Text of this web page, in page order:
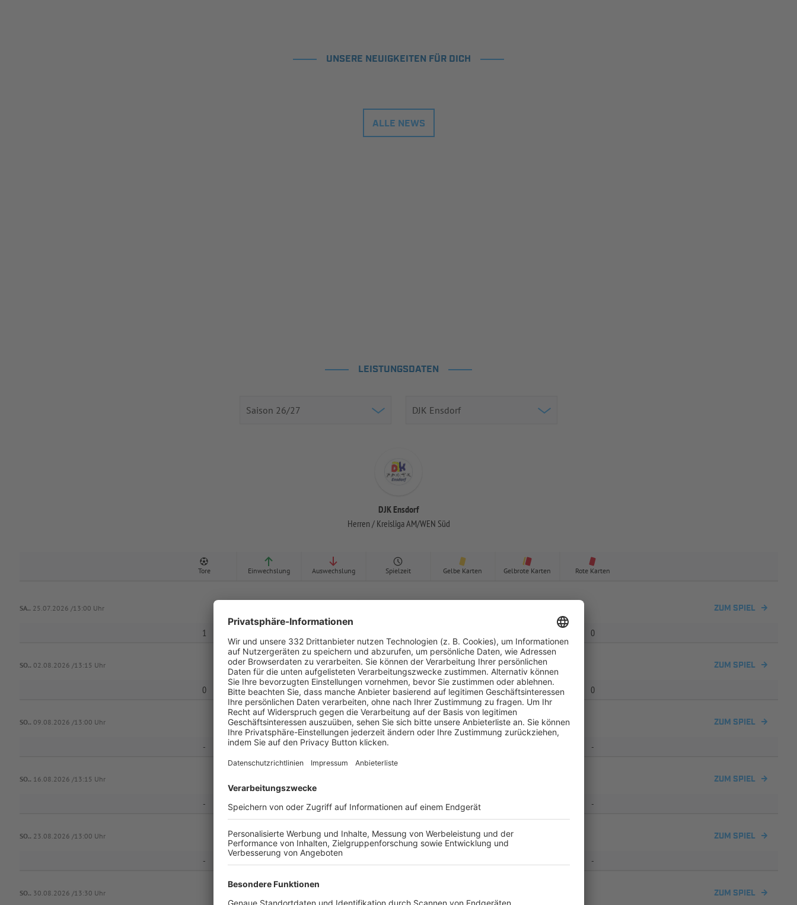
UNSERE NEUIGKEITEN FÜR DICH
ALLE NEWS
LEISTUNGSDATEN
DJK Ensdorf
Herren / Kreisliga AM/WEN Süd
Tore Einwechslung Auswechslung Spielzeit Gelbe Karten Gelbrote Karten Rote Karten
SA.. 25.07.2026 /13:00 Uhr ZUM SPIEL
1 0
SO.. 02.08.2026 /13:15 Uhr SpVgg Schirmitz :
(  :  )
DJK Ensdorf ZUM SPIEL
0 0 0 90 0 0 0
SO.. 09.08.2026 /13:00 Uhr DJK Ensdorf -:- SC Luhe-Wildenau II ZUM SPIEL
- - - -
SO.. 16.08.2026 /13:15 Uhr ZUM SPIEL
- - - - - -
SO.. 23.08.2026 /13:00 Uhr DJK Ensdorf -:- SV Freudenberg ZUM SPIEL
- -
SO.. 30.08.2026 /13:30 Uhr - - ZUM SPIEL